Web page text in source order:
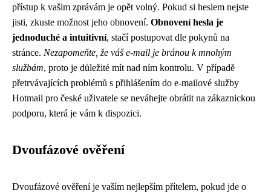
přístup k vašim zprávám je opět volný. Pokud si heslem nejste
jisti, zkuste možnost jeho obnovení. Obnovení hesla je
jednoduché a intuitivní, stačí postupovat dle pokynů na
stránce. Nezapomeňte, že váš e-mail je bránou k mnohým
službám, proto je důležité mít nad ním kontrolu. V případě
přetrvávajících problémů s přihlášením do e-mailové služby
Hotmail pro české uživatele se neváhejte obrátit na zákaznickou
podporu, která je vám k dispozici.
Dvoufázové ověření
Dvoufázové ověření je vaším nejlepším přítelem, pokud jde o